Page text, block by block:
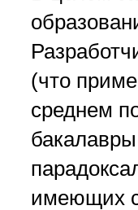
(что
среднем
имеющих